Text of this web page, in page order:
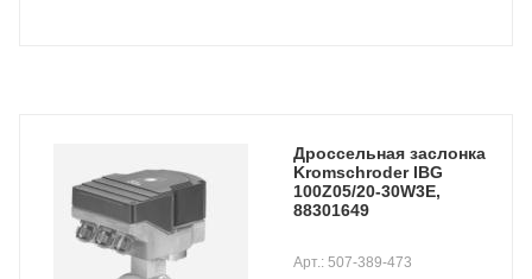
Дроссельная заслонка
Kromschroder IBG
100Z05/20-30W3E,
88301649
Арт.: 507-389-473